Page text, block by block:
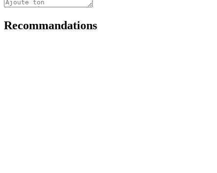
Recommandations